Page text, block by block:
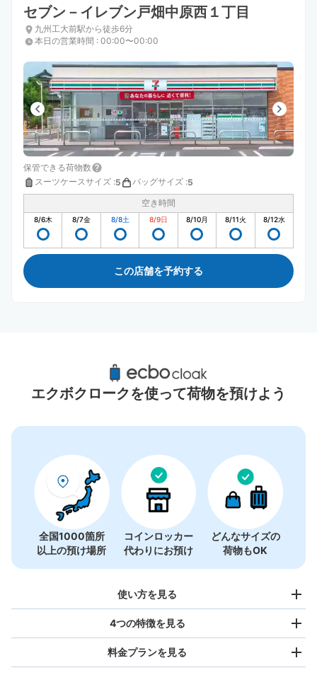
セブン－イレブン戸畑中原西１丁目
九州工大前駅から徒歩6分
本日の営業時間 : 00:00〜00:00
保管できる荷物数
スーツケースサイズ :5 バッグサイズ :5
空き時間
8/6木 8/7金 8/8土 8/9日 8/10月 8/11火 8/12水
この店舗を予約する
小倉駅周辺のおすすめコインロッカー
12件
エクボクロークを使って荷物を預けよう
全国1000箇所
以上の預け場所
コインロッカー
代わりにお預け
どんなサイズの
荷物もOK
使い方を見る
4つの特徴を見る
料金プランを見る